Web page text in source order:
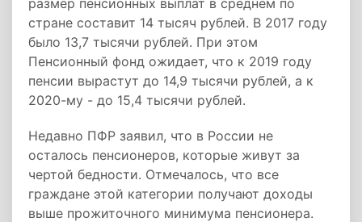
размер пенсионных выплат в среднем по
стране составит 14 тысяч рублей. В 2017 году
было 13,7 тысячи рублей. При этом
Пенсионный фонд ожидает, что к 2019 году
пенсии вырастут до 14,9 тысячи рублей, а к
2020-му - до 15,4 тысячи рублей.
Недавно ПФР заявил, что в России не
осталось пенсионеров, которые живут за
чертой бедности. Отмечалось, что все
граждане этой категории получают доходы
выше прожиточного минимума пенсионера.